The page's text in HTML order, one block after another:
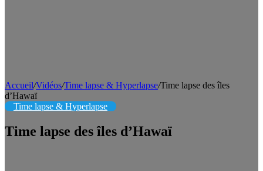
Accueil/Vidéos/Time lapse & Hyperlapse/Time lapse des îles
d’Hawaï
Time lapse & Hyperlapse
Time lapse des îles d’Hawaï